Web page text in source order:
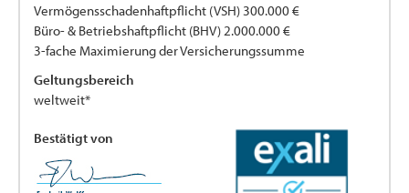
Vermögensschadenhaftpflicht (VSH) 300.000 €
Büro- & Betriebshaftpflicht (BHV) 2.000.000 €
3-fache Maximierung der Versicherungssumme
Geltungsbereich
weltweit*
Bestätigt von